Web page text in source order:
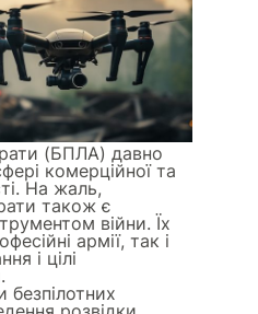
(БПЛА) давно
комерційної та
На жаль,
також є
війни. Їх
армії, так і
і цілі